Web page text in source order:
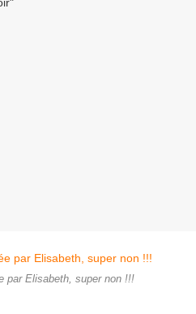
par Elisabeth, super non !!!